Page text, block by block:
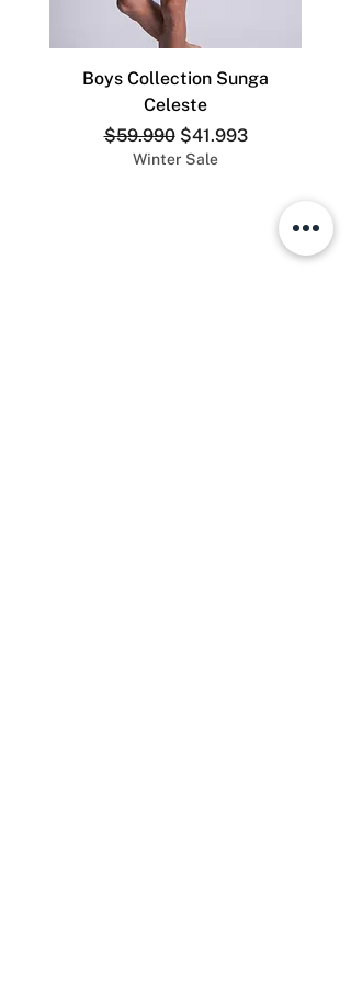
80% algodón, 15% nailon, 5%
Boys Collection Sunga
Celeste
Precio
$59.990 Precio de oferta
$41.993
Winter Sale